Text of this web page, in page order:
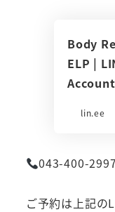
Body
ELP |
Account
lin.ee
043-400-
ご予約は上記の